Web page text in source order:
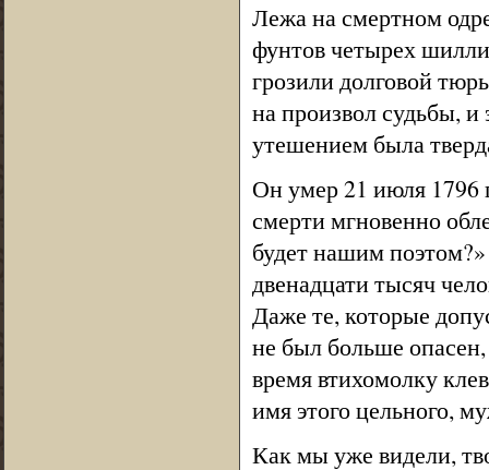
Лежа на смертном
фунтов четырех
грозили долговой
на произвол судьбы,
утешением была
Он умер 21 июля 1796
смерти мгновенно
будет нашим
двенадцати тысяч
Даже те, которые
не был больше
время втихомолку
имя этого цельного,
Как мы уже видели,